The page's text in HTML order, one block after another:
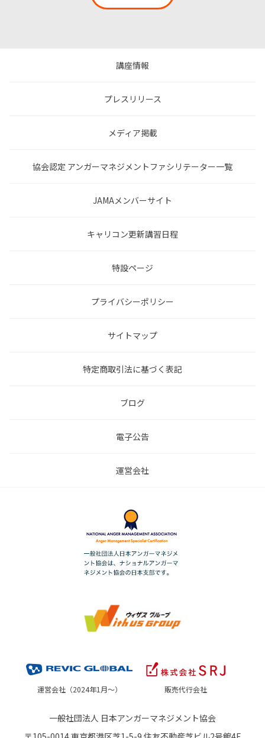
講座情報
プレスリリース
メディア掲載
協会認定 アンガーマネジメントファシリテーター一覧
JAMAメンバーサイト
キャリコン更新講習日程
特設ページ
プライバシーポリシー
サイトマップ
特定商取引法に基づく表記
ブログ
電子公告
運営会社
運営会社（2024年1月～） 販売代行会社
一般社団法人 日本アンガーマネジメント協会